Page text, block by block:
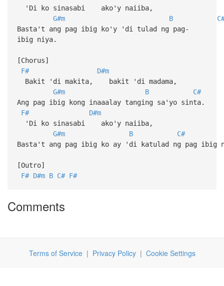
'Di ko sinasabi ako'y naiiba,
G#m
B
Basta't ang pag ibig ko'y 'di tulad ng pag-
ibig niya.
[Chorus]
F#
D#m
Bakit 'di makita, bakit 'di madama,
G#m
B
C#
Ang pag ibig kong inaaalay tanging sa'yo sinta.
F#
D#m
'Di ko sinasabi ako'y naiiba,
G#m
B
C#
Basta't ang pag ibig ko ay 'di katulad ng pag ibig
[Outro]
F# D#m B C# F#
Comments
Terms of Service| Privacy Policy| Cookie Settings